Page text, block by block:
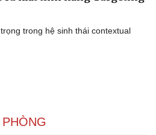
trong hệ sinh thái contextual